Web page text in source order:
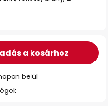
a kosárhoz
belül